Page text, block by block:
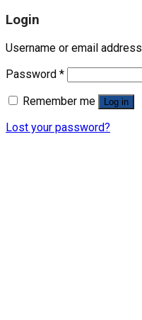
Login
Username or email address
Password *
Remember me
Log in
Lost your password?